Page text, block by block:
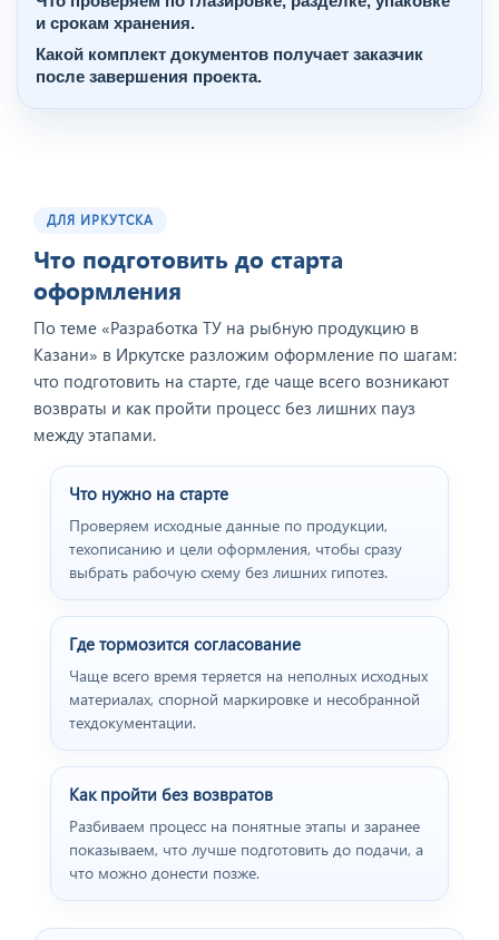
и срокам хранения.
Какой комплект документов получает заказчик
после завершения проекта.
ДЛЯ ИРКУТСКА
Что подготовить до старта
оформления
По теме «Разработка ТУ на рыбную продукцию в
Казани» в Иркутске разложим оформление по шагам:
что подготовить на старте, где чаще всего возникают
возвраты и как пройти процесс без лишних пауз
между этапами.
Что нужно на старте
Проверяем исходные данные по продукции,
техописанию и цели оформления, чтобы сразу
выбрать рабочую схему без лишних гипотез.
Где тормозится согласование
Чаще всего время теряется на неполных исходных
материалах, спорной маркировке и несобранной
техдокументации.
Как пройти без возвратов
Разбиваем процесс на понятные этапы и заранее
показываем, что лучше подготовить до подачи, а
что можно донести позже.